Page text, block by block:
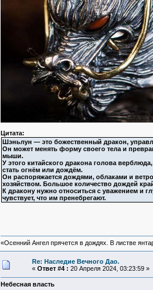
Цитата:
Шэньлун — это божественный дракон,
Он может менять форму своего тела и
мыши.
У этого китайского дракона голова
стать огнём или дождём.
Он распоряжается дождями, облаками и
хозяйством. Большое количество дождей
К дракону нужно относиться с уважением и
чувствует, что им пренебрегают.
«Осенний Ангел прячется в дождях. В листве
Re: Наследие Вечного Дао.
« Ответ #4 : 20 Апреля 2024, 03:23:59 »
Небесная власть